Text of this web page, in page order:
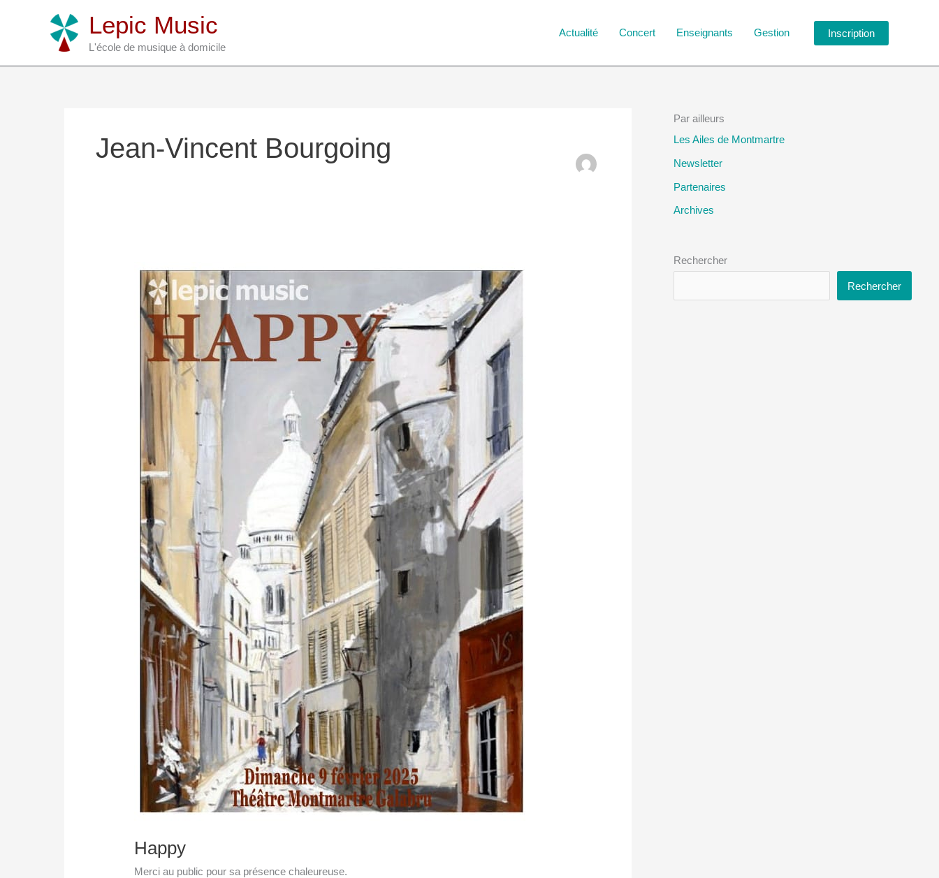
Lepic Music
L'école de musique à domicile
Actualité Concert Enseignants Gestion Inscription
Jean-Vincent Bourgoing
Happy
Merci au public pour sa présence chaleureuse.
Par ailleurs
Les Ailes de Montmartre
Newsletter
Partenaires
Archives
Rechercher
Rechercher